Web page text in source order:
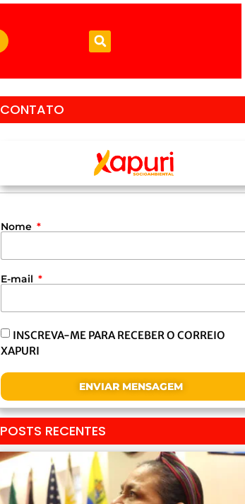
CONTATO
Nome
E-mail
INSCREVA-ME PARA RECEBER O CORREIO
XAPURI
ENVIAR MENSAGEM
POSTS RECENTES